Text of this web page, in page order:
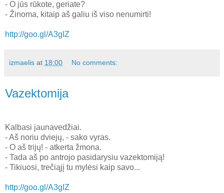
- O jūs rūkote, geriate?
- Žinoma, kitaip aš galiu iš viso nenumirti!
http://goo.gl/A3gIZ
izmaelis at 18:00 No comments:
Vazektomija
Kalbasi jaunavedžiai.
- Aš noriu dviejų, - sako vyras.
- O aš trijų! - atkerta žmona.
- Tada aš po antrojo pasidarysiu vazektomiją!
- Tikiuosi, trečiąjį tu mylėsi kaip savo...
http://goo.gl/A3gIZ